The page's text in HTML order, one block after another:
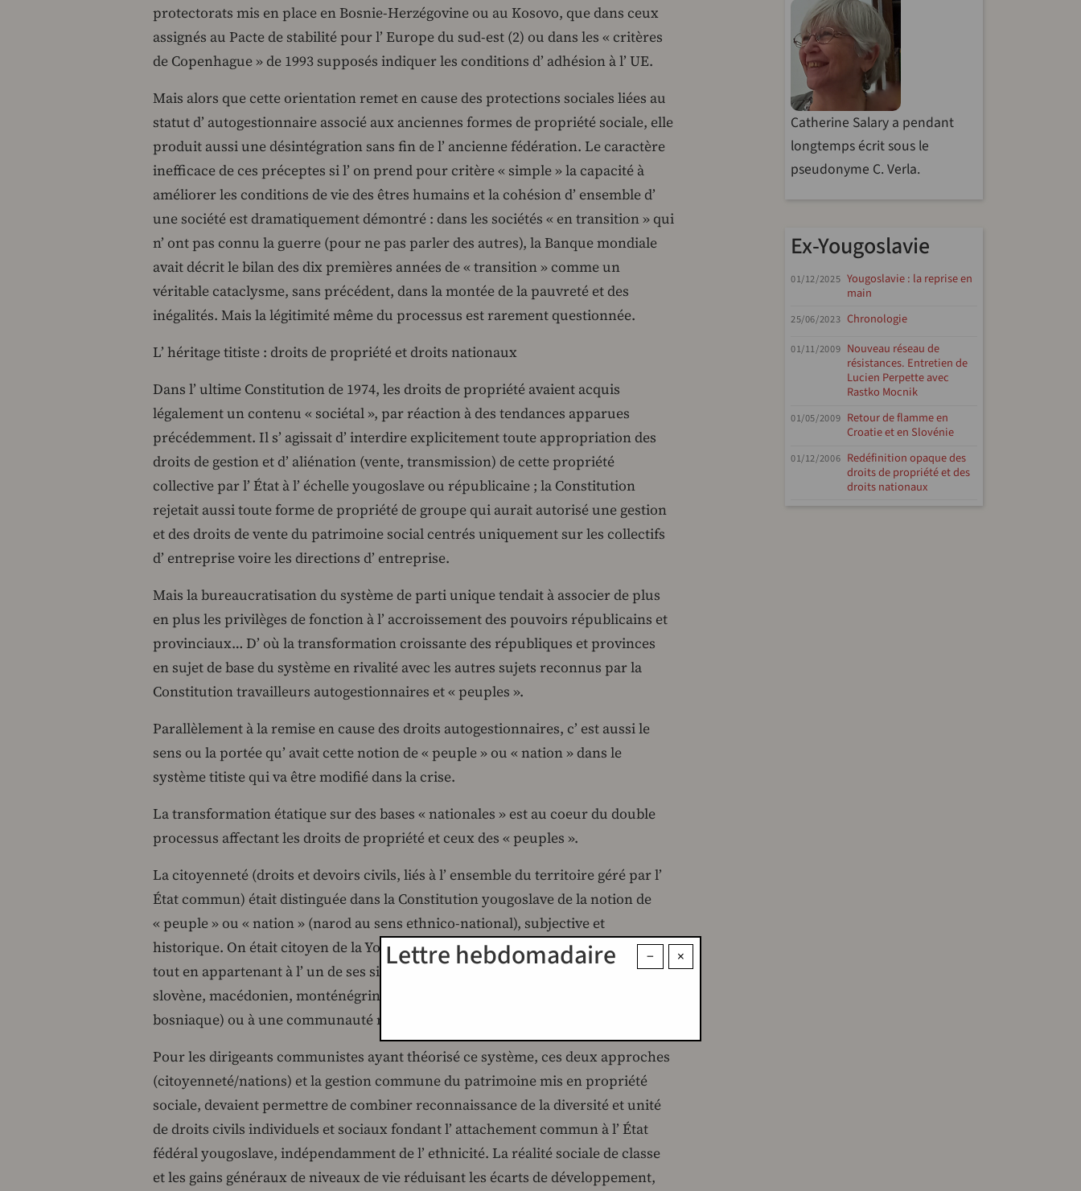
protectorats mis en place en Bosnie-Herzégovine ou au Kosovo, que dans ceux
assignés au Pacte de stabilité pour l’ Europe du sud-est (2) ou dans les « critères
de Copenhague » de 1993 supposés indiquer les conditions d’ adhésion à l’ UE.
Mais alors que cette orientation remet en cause des protections sociales liées au
statut d’ autogestionnaire associé aux anciennes formes de propriété sociale, elle
produit aussi une désintégration sans fin de l’ ancienne fédération. Le caractère
inefficace de ces préceptes si l’ on prend pour critère « simple » la capacité à
améliorer les conditions de vie des êtres humains et la cohésion d’ ensemble d’
une société est dramatiquement démontré : dans les sociétés « en transition » qui
n’ ont pas connu la guerre (pour ne pas parler des autres), la Banque mondiale
avait décrit le bilan des dix premières années de « transition » comme un
véritable cataclysme, sans précédent, dans la montée de la pauvreté et des
inégalités. Mais la légitimité même du processus est rarement questionnée.
L’ héritage titiste : droits de propriété et droits nationaux
Dans l’ ultime Constitution de 1974, les droits de propriété avaient acquis
légalement un contenu « sociétal », par réaction à des tendances apparues
précédemment. Il s’ agissait d’ interdire explicitement toute appropriation des
droits de gestion et d’ aliénation (vente, transmission) de cette propriété
collective par l’ État à l’ échelle yougoslave ou républicaine ; la Constitution
rejetait aussi toute forme de propriété de groupe qui aurait autorisé une gestion
et des droits de vente du patrimoine social centrés uniquement sur les collectifs
d’ entreprise voire les directions d’ entreprise.
Mais la bureaucratisation du système de parti unique tendait à associer de plus
en plus les privilèges de fonction à l’ accroissement des pouvoirs républicains et
provinciaux… D’ où la transformation croissante des républiques et provinces
en sujet de base du système en rivalité avec les autres sujets reconnus par la
Constitution travailleurs autogestionnaires et « peuples ».
Parallèlement à la remise en cause des droits autogestionnaires, c’ est aussi le
sens ou la portée qu’ avait cette notion de « peuple » ou « nation » dans le
système titiste qui va être modifié dans la crise.
La transformation étatique sur des bases « nationales » est au coeur du double
processus affectant les droits de propriété et ceux des « peuples ».
La citoyenneté (droits et devoirs civils, liés à l’ ensemble du territoire géré par l’
État commun) était distinguée dans la Constitution yougoslave de la notion de
« peuple » ou « nation » (narod au sens ethnico-national), subjective et
historique. On était citoyen de la Yougoslavie (et des républiques comme États),
tout en appartenant à l’ un de ses six peuples constituants slaves (serbe, croate,
slovène, macédonien, monténégrin et, depuis les années 1960, musulman
bosniaque) ou à une communauté nationale minoritaire.
Pour les dirigeants communistes ayant théorisé ce système, ces deux approches
(citoyenneté/nations) et la gestion commune du patrimoine mis en propriété
sociale, devaient permettre de combiner reconnaissance de la diversité et unité
de droits civils individuels et sociaux fondant l’ attachement commun à l’ État
fédéral yougoslave, indépendamment de l’ ethnicité. La réalité sociale de classe
et les gains généraux de niveaux de vie réduisant les écarts de développement,
×
−
Lettre hebdomadaire
Catherine Salary a pendant
longtemps écrit sous le
pseudonyme C. Verla.
Ex-Yougoslavie
01/12/2025 Yougoslavie : la reprise en
main
25/06/2023 Chronologie
01/11/2009 Nouveau réseau de
résistances. Entretien de
Lucien Perpette avec
Rastko Mocnik
01/05/2009 Retour de flamme en
Croatie et en Slovénie
01/12/2006 Redéfinition opaque des
droits de propriété et des
droits nationaux